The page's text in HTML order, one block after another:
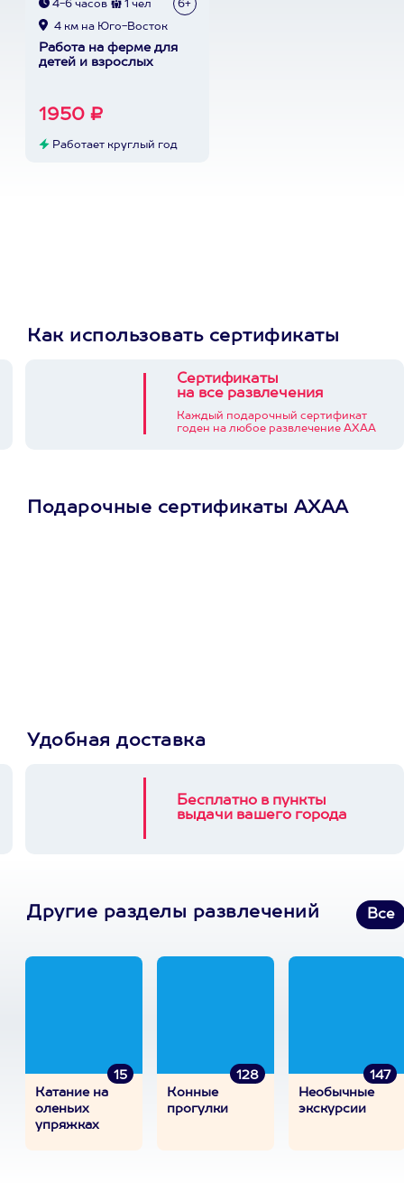
4-6 часов 1 чел 6+
4 км на Юго-Восток
Работа на ферме для
детей и взрослых
1950 ₽
Работает круглый год
Как использовать сертификаты
Сертификаты
на все развлечения
Каждый подарочный сертификат
годен на любое развлечение АХАА
Подарочные сертификаты АХАА
Удобная доставка
Бесплатно в пункты
выдачи вашего города
Другие разделы развлечений Все
15
Катание на
оленьих
упряжках
128
Конные
прогулки
147
Необычные
экскурсии